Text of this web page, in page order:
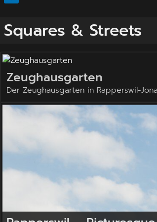
Squares & Streets
Zeughausgarten
Der Zeughausgarten in Rapperswil-